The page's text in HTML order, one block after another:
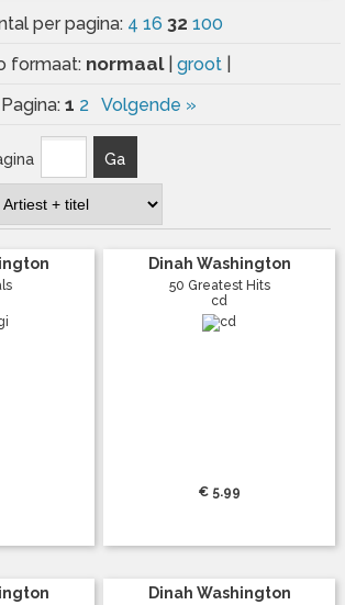
per pagina: 4 16 32 100
formaat: normaal groot
Pagina: 1 2 Volgende »
Ga
Dinah Washington
50 Greatest Hits
cd
€ 5.99
Dinah Washington